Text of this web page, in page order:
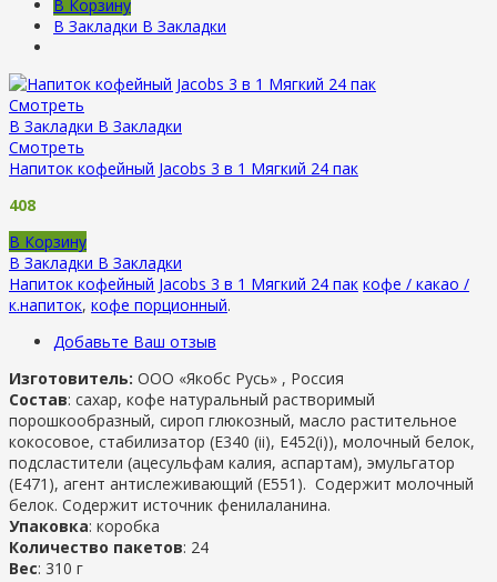
В Корзину
В Закладки В Закладки
Смотреть
В Закладки В Закладки
Смотреть
Напиток кофейный Jacobs 3 в 1 Мягкий 24 пак
408
В Корзину
В Закладки В Закладки
Напиток кофейный Jacobs 3 в 1 Мягкий 24 пак кофе / какао /
к.напиток, кофе порционный.
Добавьте Ваш отзыв
Изготовитель: ООО «Якобс Русь» , Россия
Состав: сахар, кофе натуральный растворимый
порошкообразный, сироп глюкозный, масло растительное
кокосовое, стабилизатор (Е340 (ii), Е452(i)), молочный белок,
подсластители (ацесульфам калия, аспартам), эмульгатор
(Е471), агент антислеживающий (Е551). Содержит молочный
белок. Содержит источник фенилаланина.
Упаковка: коробка
Количество пакетов: 24
Вес: 310 г